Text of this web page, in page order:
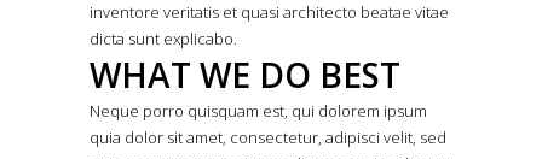
inventore veritatis et quasi architecto beatae vitae
dicta sunt explicabo.
WHAT WE DO BEST
Neque porro quisquam est, qui dolorem ipsum
quia dolor sit amet, consectetur, adipisci velit, sed